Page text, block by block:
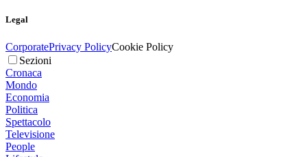
Legal
CorporatePrivacy PolicyCookie Policy
Sezioni
Cronaca
Mondo
Economia
Politica
Spettacolo
Televisione
People